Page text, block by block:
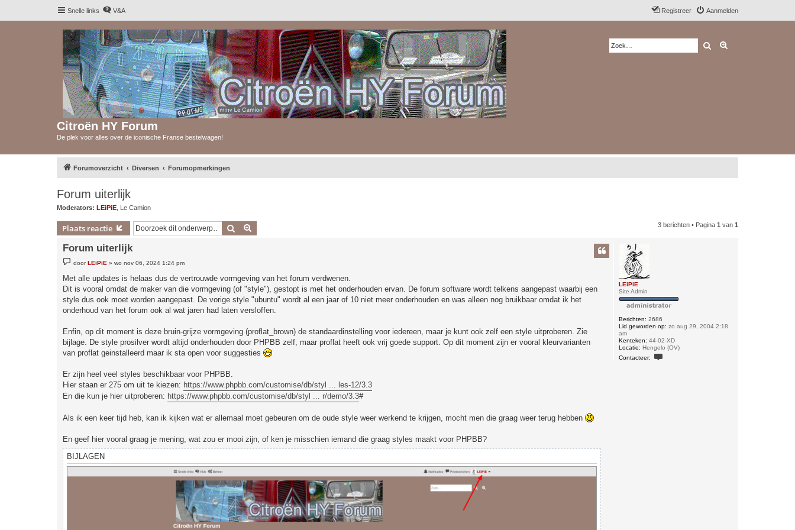
Snelle links V&A Aanmelden
Registreer
Citroën HY Forum
De plek voor alles over de iconische Franse bestelwagen!
Zoek
Forumoverzicht Diversen Forumopmerkingen
Forum uiterlijk
Moderators: LEiPiE Le Camion
Plaats reactie Zoek 3 berichten • Pagina 1 van 1
LEiPiE
Site Admin
Berichten: 2686
Lid geworden op: zo aug 29, 2004 2:18
am
Kenteken: 44-02-XD
Locatie: Hengelo (OV)
Contacteer:
Forum uiterlijk
e
i
c
h
t
doorLEiPiE »wo nov 06, 2024 1:24 pm
Met alle updates is helaas dus de vertrouwde vormgeving van het forum verdwenen.
Dit is vooral omdat de maker van die vormgeving (of "style"), gestopt is met het onderhouden ervan. De forum software wordt telkens aangepast waarbij een
style dus ook moet worden aangepast. De vorige style "ubuntu" wordt al een jaar of 10 niet meer onderhouden en was alleen nog bruikbaar omdat ik het
onderhoud van het forum ook al wat jaren had laten versloffen.
Enfin, op dit moment is deze bruin-grijze vormgeving (proflat_brown) de standaardinstelling voor iedereen, maar je kunt ook zelf een style uitproberen. Zie
bijlage. De style prosilver wordt altijd onderhouden door PHPBB zelf, maar proflat heeft ook vrij goede support. Op dit moment zijn er vooral kleurvarianten
van proflat geinstalleerd maar ik sta open voor suggesties
Er zijn heel veel styles beschikbaar voor PHPBB.
Hier staan er 275 om uit te kiezen: https://www.phpbb.com/customise/db/styl ... les-12/3.3
En die kun je hier uitproberen: https://www.phpbb.com/customise/db/styl ... r/demo/3.3#
Als ik een keer tijd heb, kan ik kijken wat er allemaal moet gebeuren om de oude style weer werkend te krijgen, mocht men die graag weer terug hebben
En geef hier vooral graag je mening, wat zou er mooi zijn, of ken je misschien iemand die graag styles maakt voor PHPBB?
BIJLAGEN